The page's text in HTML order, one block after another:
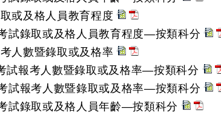
或及格人員教育程度
試錄取或及格人員教育程度—按類科分
人數暨錄取或及格率
試報考人數暨錄取或及格率—按類科分
試報考人數暨錄取或及格率—按類科分
試錄取或及格人員年齡—按類科分